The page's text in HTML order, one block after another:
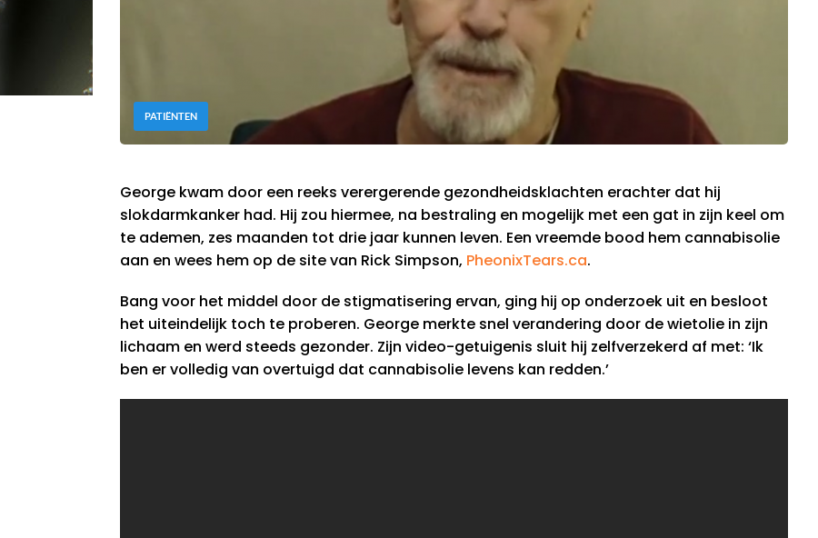
PATIËNTEN
George kwam door een reeks verergerende gezondheidsklachten erachter dat hij
slokdarmkanker had. Hij zou hiermee, na bestraling en mogelijk met een gat in zijn keel om
te ademen, zes maanden tot drie jaar kunnen leven. Een vreemde bood hem cannabisolie
aan en wees hem op de site van Rick Simpson, PheonixTears.ca.
Bang voor het middel door de stigmatisering ervan, ging hij op onderzoek uit en besloot
het uiteindelijk toch te proberen. George merkte snel verandering door de wietolie in zijn
lichaam en werd steeds gezonder. Zijn video-getuigenis sluit hij zelfverzekerd af met: ‘Ik
ben er volledig van overtuigd dat cannabisolie levens kan redden.’